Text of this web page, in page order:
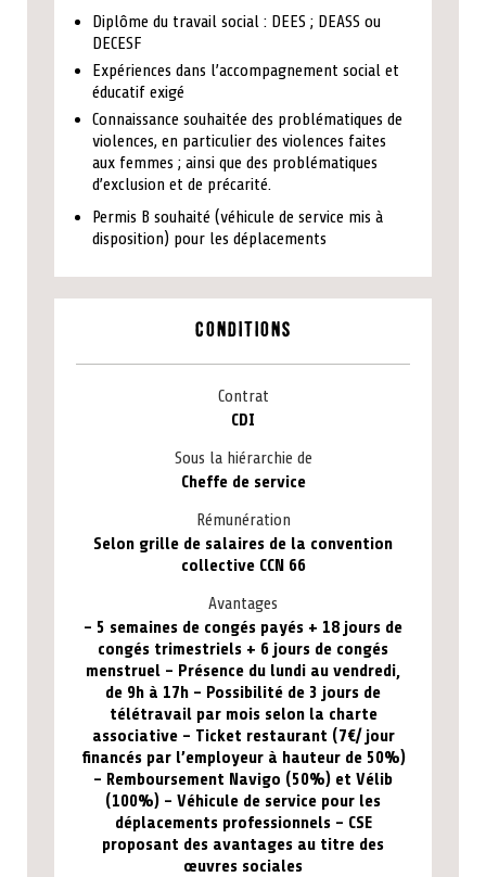
Diplôme du travail social : DEES ; DEASS ou
DECESF
Expériences dans l’accompagnement social et
éducatif exigé
Connaissance souhaitée des problématiques de
violences, en particulier des violences faites
aux femmes ; ainsi que des problématiques
d’exclusion et de précarité.
Permis B souhaité (véhicule de service mis à
disposition) pour les déplacements
Conditions
Contrat
CDI
Sous la hiérarchie de
Cheffe de service
Rémunération
Selon grille de salaires de la convention
collective CCN 66
Avantages
- 5 semaines de congés payés + 18 jours de
congés trimestriels + 6 jours de congés
menstruel - Présence du lundi au vendredi,
de 9h à 17h - Possibilité de 3 jours de
télétravail par mois selon la charte
associative - Ticket restaurant (7€/ jour
financés par l’employeur à hauteur de 50%)
- Remboursement Navigo (50%) et Vélib
(100%) - Véhicule de service pour les
déplacements professionnels - CSE
proposant des avantages au titre des
œuvres sociales